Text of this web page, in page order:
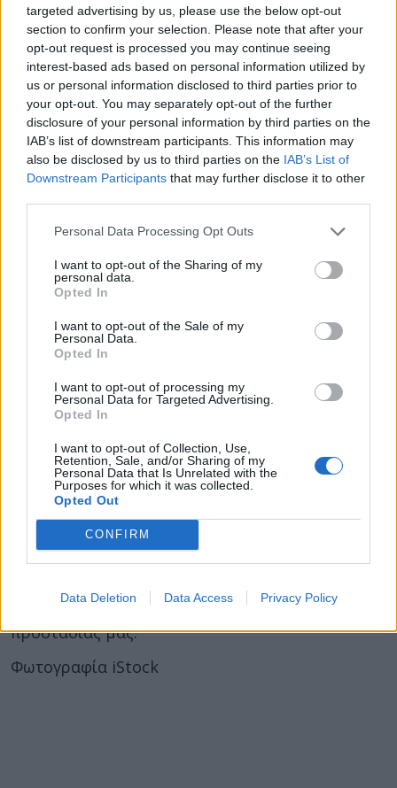
targeted advertising by us, please use the below opt-out
section to confirm your selection. Please note that after your
opt-out request is processed you may continue seeing
interest-based ads based on personal information utilized by
us or personal information disclosed to third parties prior to
your opt-out. You may separately opt-out of the further
disclosure of your personal information by third parties on the
IAB’s list of downstream participants. This information may
also be disclosed by us to third parties on the IAB’s List of
Downstream Participants that may further disclose it to other
Personal Data Processing Opt Outs
I want to opt-out of the Sharing of my
personal data.
Opted In
I want to opt-out of the Sale of my
Personal Data.
Opted In
I want to opt-out of processing my
Personal Data for Targeted Advertising.
Opted In
I want to opt-out of Collection, Use,
Retention, Sale, and/or Sharing of my
Personal Data that Is Unrelated with the
Purposes for which it was collected.
Opted Out
CONFIRM
Data Deletion Data Access Privacy Policy
του εγκεφάλου σας. Έτσι, πολλοί ερευνητές
θεωρούν ότι το μεταδοτικό χασμουρητό είναι
απλώς το εξής: Αν χασμουριέστε αφού δείτε
κάποιον άλλο να χασμουριέται,πιθανότατα
είναι επειδή βρίσκεστε και οι δύο στην ίδια
περιοχή με παρόμοια θερμοκρασία. Με τη
σειρά τους, και οι δύο εγκέφαλοί σας
ανταποκρίνονται σε μια προσαρμογή της
Αλλά είναι δυνατόν απλώς και μόνο το να
να μπορεί να πυροδοτήσει τον εγκέφαλό σας και
να χασμουρηθεί κι αυτός;
Μια πρόσφατη μελέτη του 2022 είχε ως στόχο
να διαπιστώσει εάν υπάρχει σαφής σύνδεση
μεταξύ της κοινωνικής εγγύτητας και του
χασμουρητού. Αν και η έρευνα επιβεβαίωσε ότι
οι άνθρωποι χασμιουριούνται αν έβλεπαν
άλλους να το κάνουν, αυτό δεν οφειλόταν στην
πραγματικότητα σε μια ενσυναίσθηση ή
συναισθηματική αντίδραση. Αντίθετα, μπορεί να
αποτελείμέρος της συγχρονισμένης ομαδικής
συμπεριφοράς– όπως το χασμουρητό βοηθά
στην εγρήγορση ή την «αφύπνιση» του σώματος,
έτσι και το σώμα μας μπορεί να αντιδρά στο
χασμουρητό των άλλων ως έναν τρόπο
προστασίας μας.
Φωτογραφία iStock